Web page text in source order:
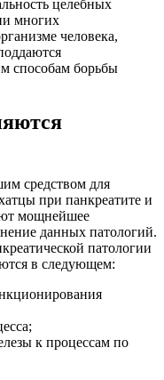
целебных
многих
человека,
способам борьбы
средством для
при панкреатите и
мощнейшее
данных патологий.
патологии
в следующем:
к процессам по